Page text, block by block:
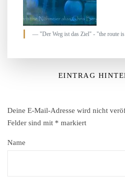
"Der Weg ist das Ziel" - "the route
EINTRAG
Deine E-Mail-Adresse wird nicht
Felder sind mit * markiert
Name